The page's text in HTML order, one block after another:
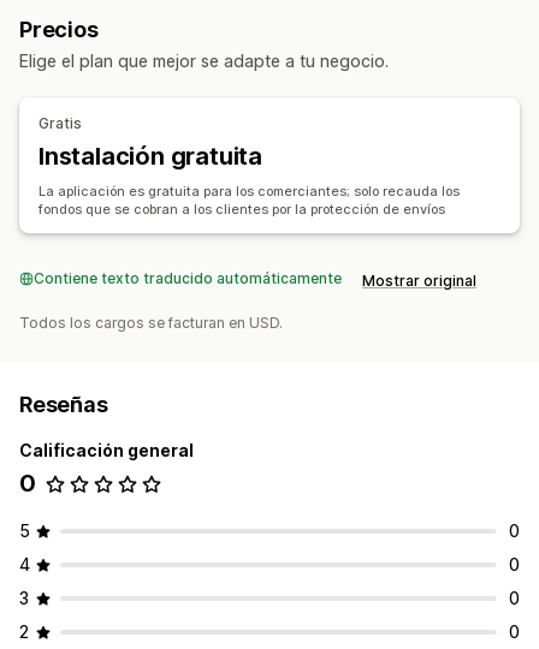
Precios
Elige el plan que mejor se adapte a tu negocio.
Gratis
Instalación gratuita
La aplicación es gratuita para los comerciantes; solo recauda los
fondos que se cobran a los clientes por la protección de envíos
Contiene texto traducido automáticamente Mostrar original
Todos los cargos se facturan en USD.
Reseñas
Calificación general
0
5
0
4
0
3
0
2
0